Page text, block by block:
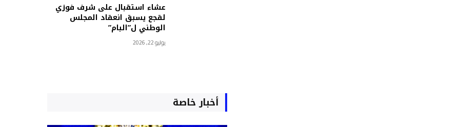
عشاء استقبال على شرف فوزي
لقجع يسبق انعقاد المجلس
الوطني ل”البام”
يوليو 22, 2026
أخبار خاصة